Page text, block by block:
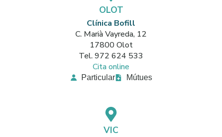
OLOT
Clínica Bofill
C. Marià Vayreda, 12
17800 Olot
Tel. 972 624 533
Cita online
Particular Mútues
VIC